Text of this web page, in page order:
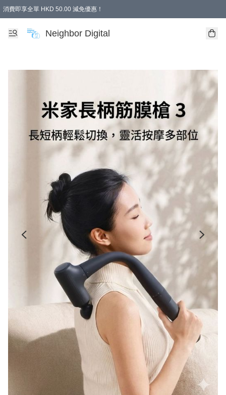
消費即享全單 HKD 50.00 減免優惠！
Neighbor Digital